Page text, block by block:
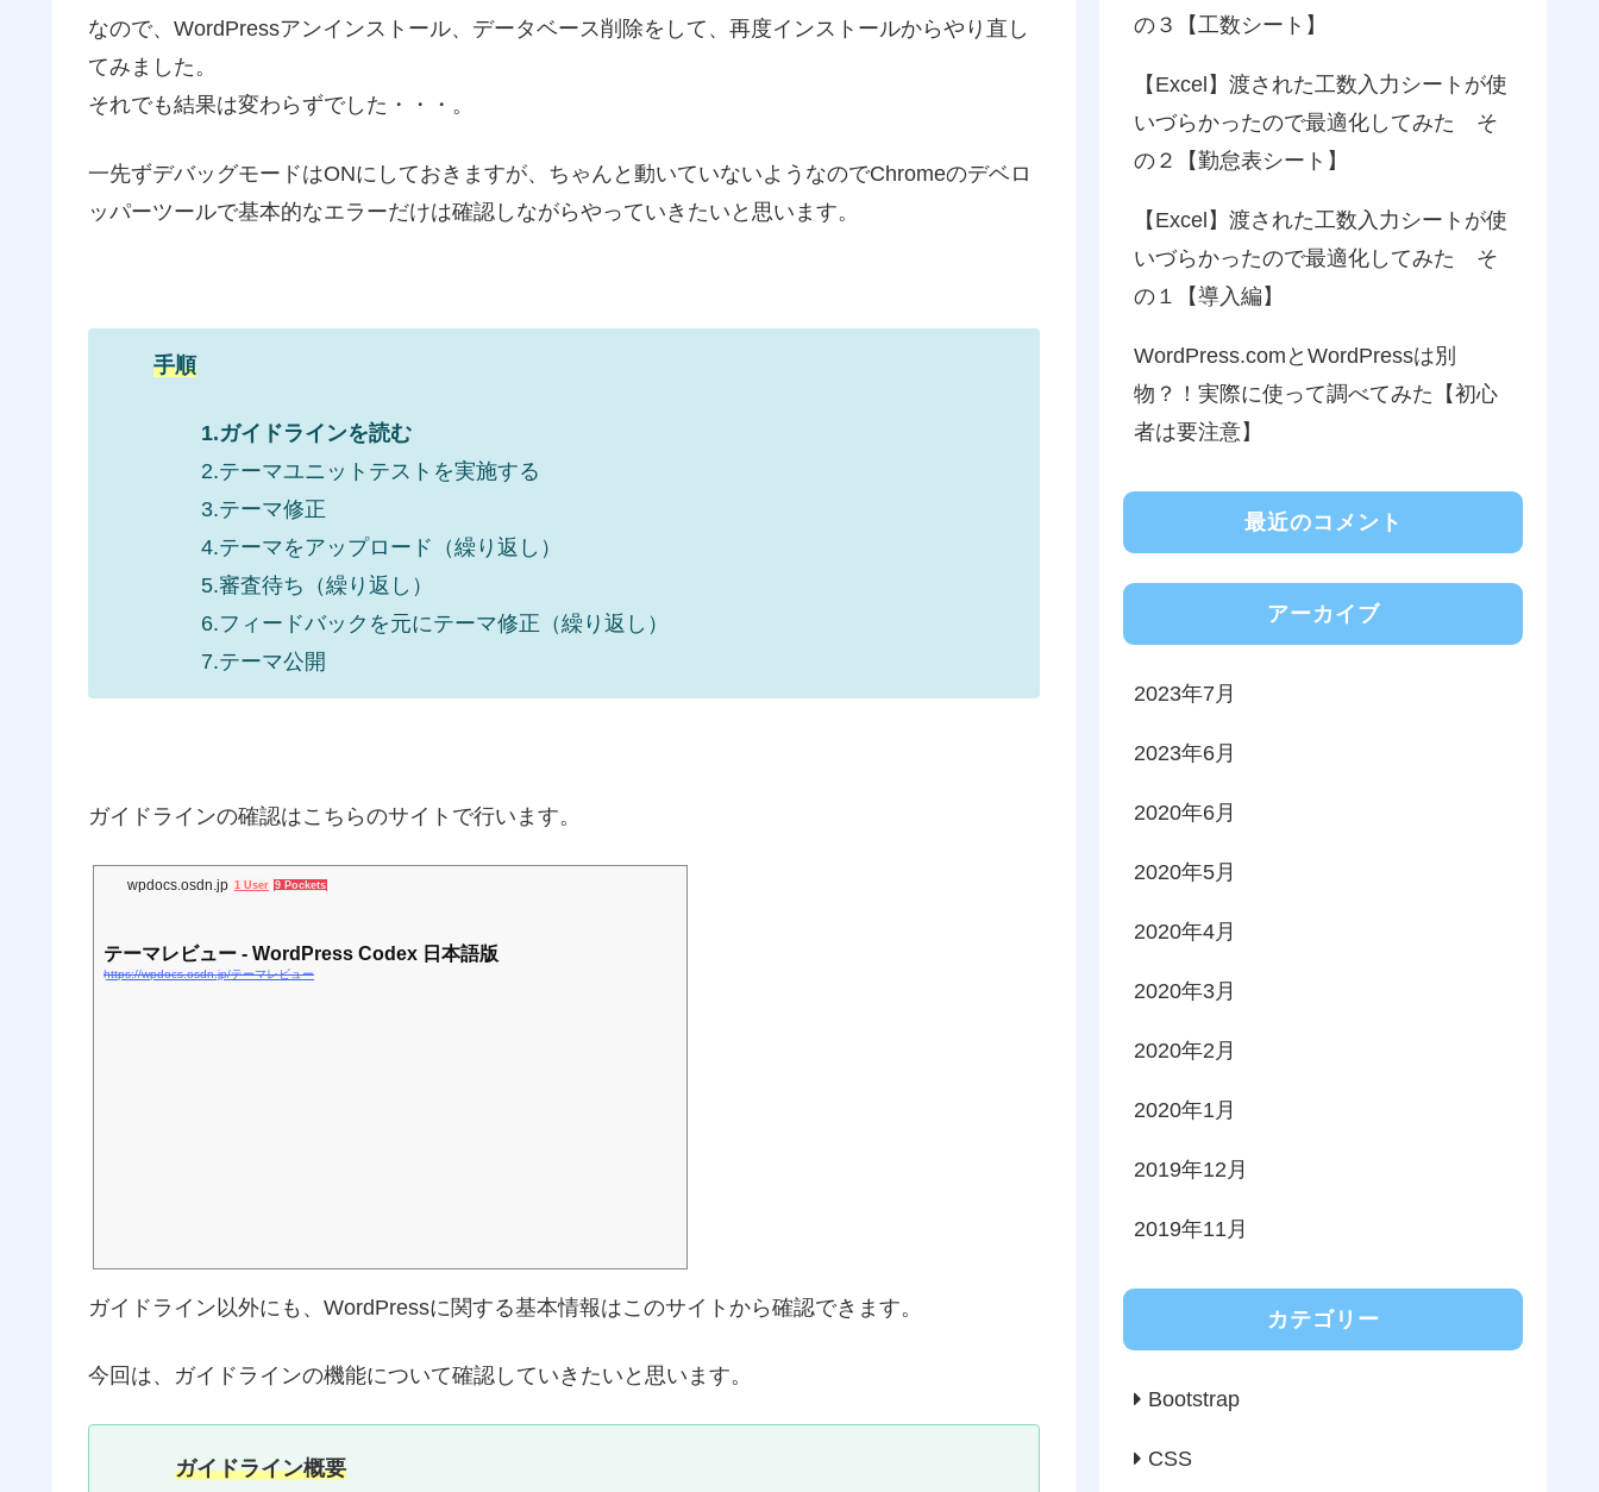
なので、WordPressアンインストール、データベース削除をして、再度インストールからやり直し
てみました。
それでも結果は変わらずでした・・・。
一先ずデバッグモードはONにしておきますが、ちゃんと動いていないようなのでChromeのデベロ
ッパーツールで基本的なエラーだけは確認しながらやっていきたいと思います。
手順
1.ガイドラインを読む
2.テーマユニットテストを実施する
3.テーマ修正
4.テーマをアップロード（繰り返し）
5.審査待ち（繰り返し）
6.フィードバックを元にテーマ修正（繰り返し）
7.テーマ公開
ガイドラインの確認はこちらのサイトで行います。
wpdocs.osdn.jp 1 User 9 Pockets
テーマレビュー - WordPress Codex 日本語版
https://wpdocs.osdn.jp/テーマレビュー
ガイドライン以外にも、WordPressに関する基本情報はこのサイトから確認できます。
今回は、ガイドラインの機能について確認していきたいと思います。
ガイドライン概要
の３【工数シート】
【Excel】渡された工数入力シートが使
いづらかったので最適化してみた そ
の２【勤怠表シート】
【Excel】渡された工数入力シートが使
いづらかったので最適化してみた そ
の１【導入編】
WordPress.comとWordPressは別
物？！実際に使って調べてみた【初心
者は要注意】
最近のコメント
アーカイブ
2023年7月
2023年6月
2020年6月
2020年5月
2020年4月
2020年3月
2020年2月
2020年1月
2019年12月
2019年11月
カテゴリー
Bootstrap
CSS